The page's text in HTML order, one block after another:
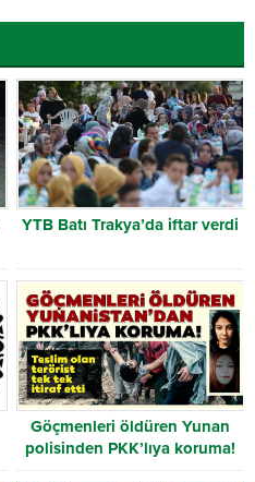
YTB Batı Trakya’da iftar verdi
Göçmenleri öldüren Yunan
polisinden PKK’lıya koruma!